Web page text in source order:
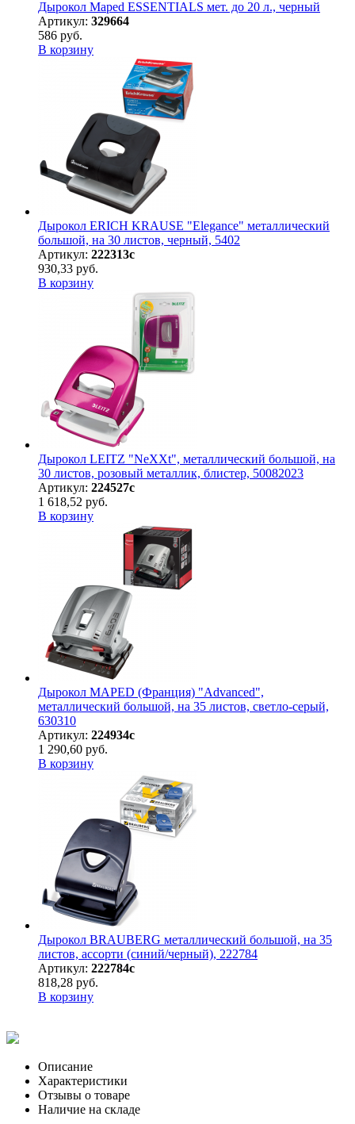
Дырокол Maped ESSENTIALS мет. до 20 л., черный
Артикул: 329664
586 руб.
В корзину
Дырокол ERICH KRAUSE "Elegance" металлический
большой, на 30 листов, черный, 5402
Артикул: 222313с
930,33 руб.
В корзину
Дырокол LEITZ "NeXXt", металлический большой, на
30 листов, розовый металлик, блистер, 50082023
Артикул: 224527с
1 618,52 руб.
В корзину
Дырокол MAPED (Франция) "Advanced",
металлический большой, на 35 листов, светло-серый,
630310
Артикул: 224934с
1 290,60 руб.
В корзину
Дырокол BRAUBERG металлический большой, на 35
листов, ассорти (синий/черный), 222784
Артикул: 222784с
818,28 руб.
В корзину
Описание
Характеристики
Отзывы о товаре
Наличие на складе